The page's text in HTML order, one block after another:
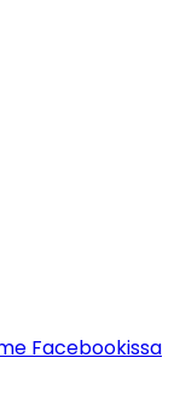
Facebookissa